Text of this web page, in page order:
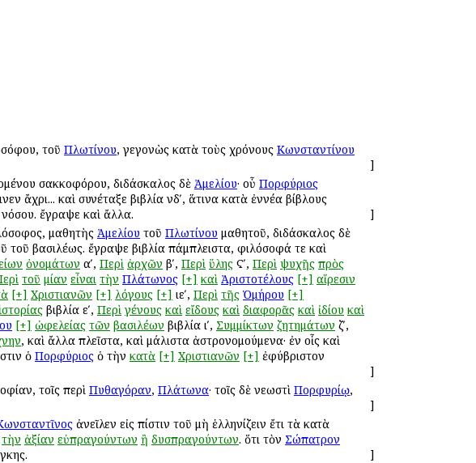
τοῦ Πλωτίνου, γεγονὼς κατὰ τοὺς χρόνους Κωνσταντίνου
]
σακκοφόρου, διδάσκαλος δὲ Ἀμελίου· οὗ Πορφύριος
ἄχρι... καὶ συνέταξε βιβλία νδʹ, ἅτινα κατὰ ἐννέα βίβλους
ἔγραψε καὶ ἄλλα.
]
μαθητὴς Ἀμελίου τοῦ Πλωτίνου μαθητοῦ, διδάσκαλος δὲ
τοῦ βασιλέως. ἔγραψε βιβλία πάμπλειστα, φιλόσοφά τε καὶ
ὀνομάτων αʹ, Περὶ ἀρχῶν βʹ, Περὶ ὕλης Ϛʹ, Περὶ ψυχῆς πρὸς
τοῦ μίαν εἶναι τὴν Πλάτωνος [+] καὶ Ἀριστοτέλους [+] αἵρεσιν
[+] Χριστιανῶν [+] λόγους [+] ιεʹ, Περὶ τῆς Ὁμήρου [+]
ἱστορίας βιβλία εʹ, Περὶ γένους καὶ εἴδους καὶ διαφορᾶς καὶ ἰδίου καὶ
[+] ὠφελείας τῶν βασιλέων βιβλία ιʹ, Συμμίκτων ζητημάτων ζʹ,
, καὶ ἄλλα πλεῖστα, καὶ μάλιστα ἀστρονομούμενα· ἐν οἷς καὶ
ὁ Πορφύριος ὁ τὴν κατὰ [+] Χριστιανῶν [+] ἐφύβριστον
]
τοῖς περὶ Πυθαγόραν, Πλάτωνα· τοῖς δὲ νεωστὶ Πορφυρίῳ,
]
ἀνεῖλεν εἰς πίστιν τοῦ μὴ ἑλληνίζειν ἔτι τὰ κατὰ
τὴν ἀξίαν εὐπραγούντων ἢ δυσπραγούντων. ὅτι τὸν Σώπατρον
]